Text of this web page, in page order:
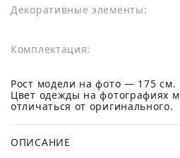
Декоративные элементы:
Комплектация:
Рост модели на фото — 175 см.
Цвет одежды на фотографиях
отличаться от оригинального.
ОПИСАНИЕ